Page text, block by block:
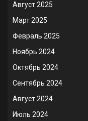
Август 2025
Март 2025
Февраль 2025
Ноябрь 2024
Октябрь 2024
Сентябрь 2024
Август 2024
Июль 2024